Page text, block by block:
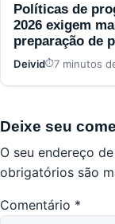
Políticas de
2026 exigem
preparação de
Deivid 7 minutos
Deixe seu
O seu endereço
obrigatórios são
Comentário *